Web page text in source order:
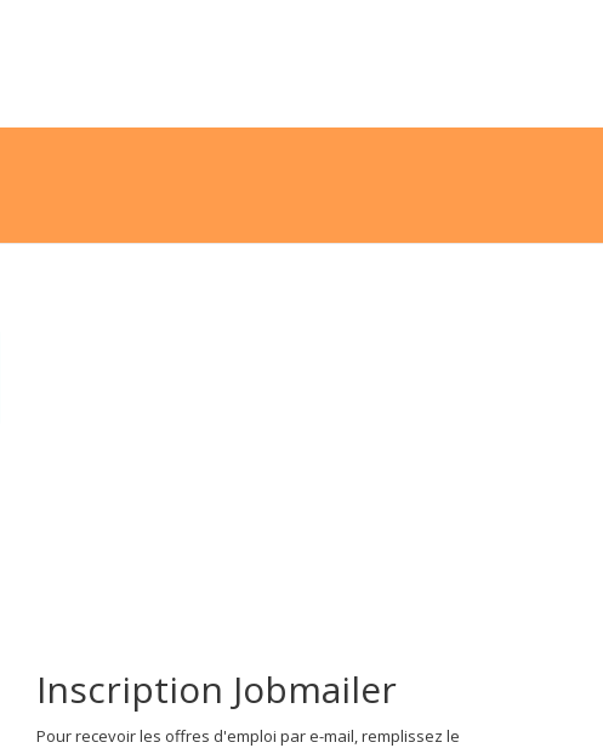
Inscription Jobmailer
Pour recevoir les offres d'emploi par e-mail, remplissez le